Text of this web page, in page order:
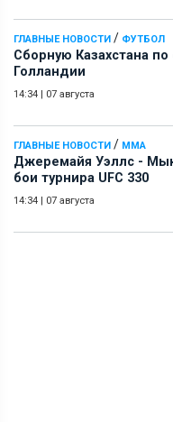
ГЛАВНЫЕ НОВОСТИ / ФУТБОЛ
Сборную Казахстана
Голландии
14:34 | 07 августа
ГЛАВНЫЕ НОВОСТИ / ММА
Джеремайя Уэллс -
бои турнира UFC 330
14:34 | 07 августа